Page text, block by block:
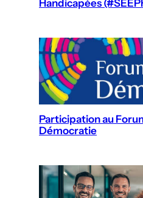
Handicapées
Participation au
Démocratie